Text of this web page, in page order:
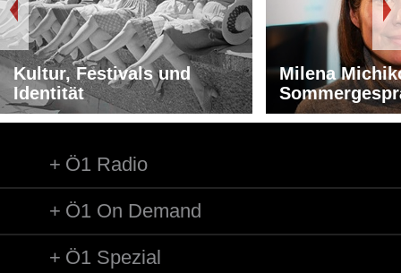
Kultur, Festivals und
Identität
Milena
Ö1 Radio
Ö1 On Demand
Ö1 Spezial